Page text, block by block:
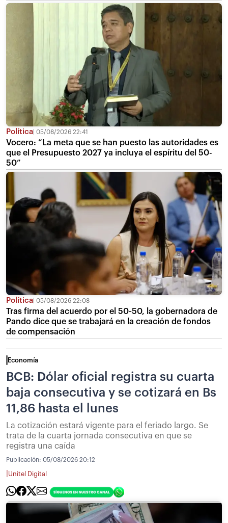
Política 05/08/2026 22:41
Vocero: “La meta que se han puesto las autoridades es
que el Presupuesto 2027 ya incluya el espíritu del 50-
50”
Política 05/08/2026 22:08
Tras firma del acuerdo por el 50-50, la gobernadora de
Pando dice que se trabajará en la creación de fondos
de compensación
Economía
BCB: Dólar oficial registra su cuarta
baja consecutiva y se cotizará en Bs
11,86 hasta el lunes
La cotización estará vigente para el feriado largo. Se
trata de la cuarta jornada consecutiva en que se
registra una caída
Publicación: 05/08/2026 20:12
Unitel Digital